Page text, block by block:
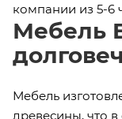
компании из 5-6
Мебель
Мебель
древесины, что